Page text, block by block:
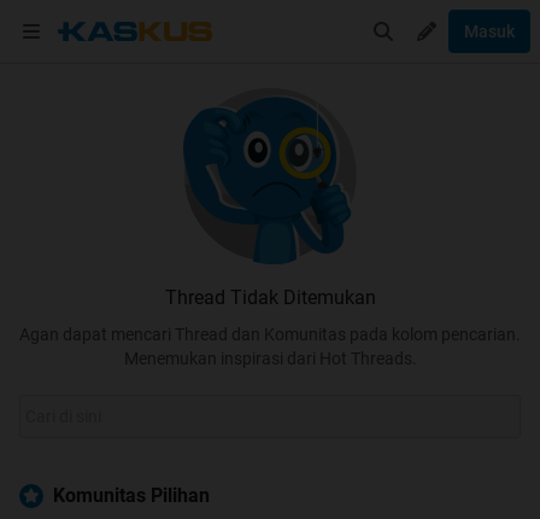
Masuk
Thread Tidak Ditemukan
Agan dapat mencari Thread dan Komunitas pada kolom pencarian.
Menemukan inspirasi dari Hot Threads.
Komunitas Pilihan